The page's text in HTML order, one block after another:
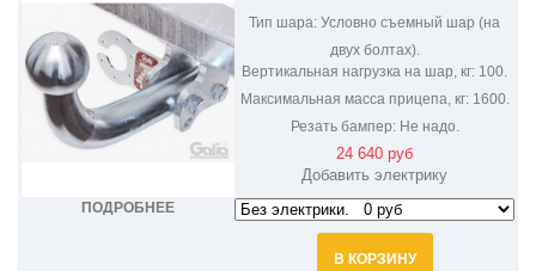
ПОДРОБНЕЕ
Тип шара: Условно съемный шар (на
двух болтах).
Вертикальная нагрузка на шар, кг: 100.
Максимальная масса прицепа, кг:1600.
Резать бампер:Не надо.
24 640 руб
Добавить электрику
В КОРЗИНУ